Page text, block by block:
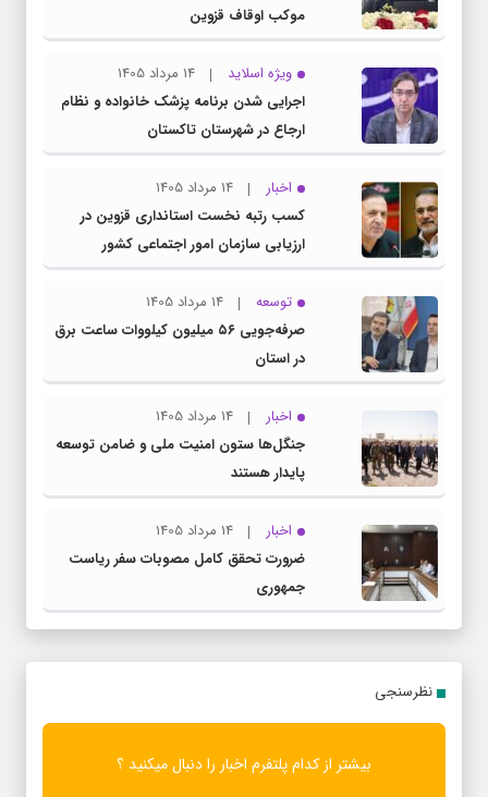
موکب اوقاف قزوین
ویژه اسلاید
14 مرداد 1405
اجرایی شدن برنامه پزشک خانواده و نظام
ارجاع در شهرستان تاکستان
اخبار
14 مرداد 1405
کسب رتبه نخست استانداری قزوین در
ارزیابی سازمان امور اجتماعی کشور
توسعه
14 مرداد 1405
صرفه‌جویی ۵۶ میلیون کیلووات‌ ساعت برق
در استان
اخبار
14 مرداد 1405
جنگل‌ها ستون امنیت ملی و ضامن توسعه
پایدار هستند
اخبار
14 مرداد 1405
ضرورت تحقق کامل مصوبات سفر ریاست‌
جمهوری
نظرسنجی
بیشتر از کدام پلتفرم اخبار را دنبال میکنید ؟